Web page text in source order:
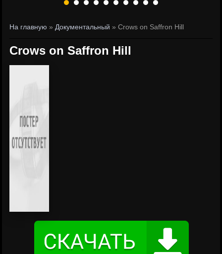
На главную » Документальный » Crows on Saffron Hill
Crows on Saffron Hill